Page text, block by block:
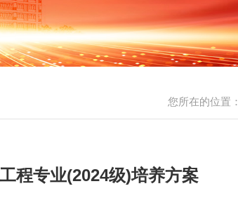
您所在的位置：
程专业(2024级)培养方案